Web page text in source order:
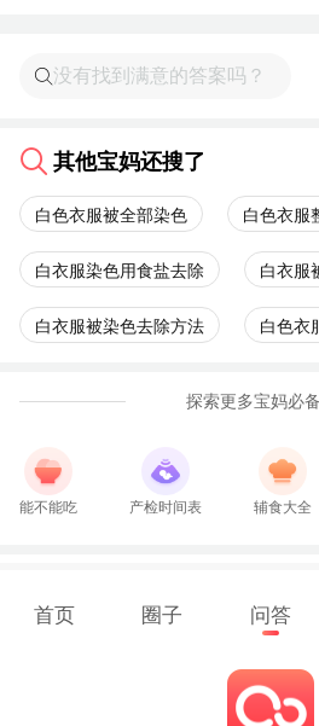
其他宝妈还搜了
白色衣服被全部染色 白色衣服
白衣服染色用食盐去除 白衣服
白衣服被染色去除方法 白色衣
探索更多宝妈必
能不能吃 产检时间表 辅食大全
首页 圈子 问答